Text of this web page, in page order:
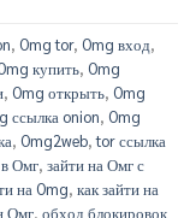
, Omg tor, Omg вход,
купить, Omg
, Omg открыть, Omg
ссылка onion, Omg
, Omg2web,tor ссылка
Омг, зайти на Омг с
на Omg, как зайти на
Омг, обход блокировок